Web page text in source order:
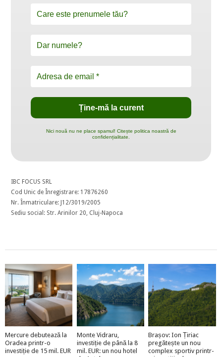
Nici nouă nu ne place spamul! Citește politica noastră de
confidențialitate.
IBC FOCUS SRL
Cod Unic de Înregistrare: 17876260
Nr. Înmatriculare: J12/3019/2005
Sediu social: Str. Arinilor 20, Cluj-Napoca
Mercure debutează la
Oradea printr-o
investiție de 15 mil. EUR
Monte Vidraru,
investiție de până la 8
mil. EUR: un nou hotel
Brașov: Ion Țiriac
pregătește un nou
complex sportiv printr-